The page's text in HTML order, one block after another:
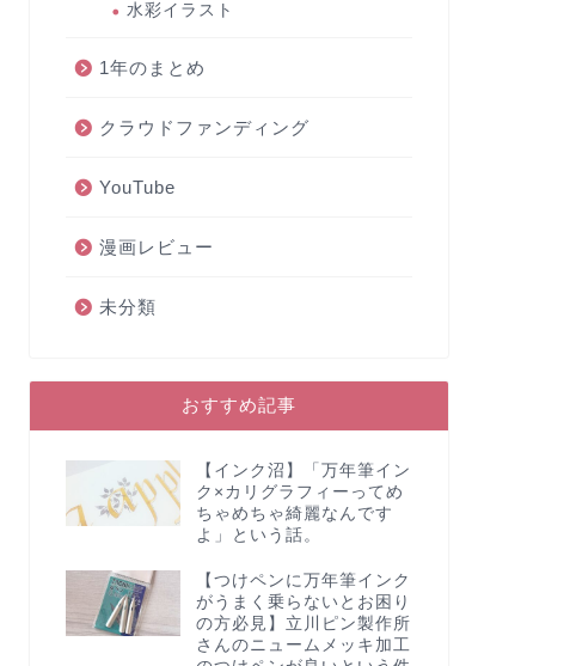
水彩イラスト
1年のまとめ
クラウドファンディング
YouTube
漫画レビュー
未分類
おすすめ記事
【インク沼】「万年筆イン
ク×カリグラフィーってめ
ちゃめちゃ綺麗なんです
よ」という話。
【つけペンに万年筆インク
がうまく乗らないとお困り
の方必見】立川ピン製作所
さんのニュームメッキ加工